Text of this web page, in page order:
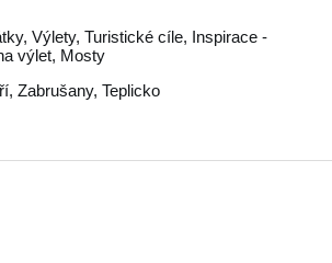
Výlety, Turistické cíle, Inspirace -
výlet, Mosty
, Zabrušany, Teplicko